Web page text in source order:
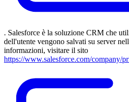
. Salesforce è la soluzione CRM che
dell'utente vengono salvati su server
informazioni, visitare il sito
https://www.salesforce.com/company/